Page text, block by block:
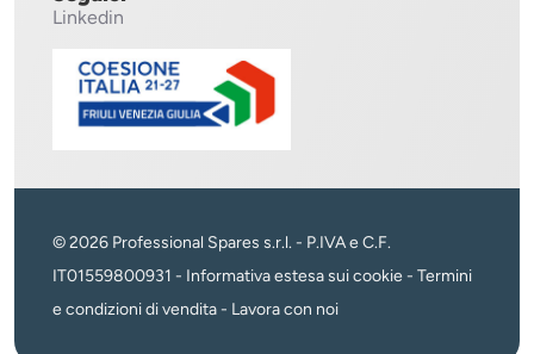
Linkedin
© 2026 Professional Spares s.r.l. - P.IVA e C.F.
IT01559800931 - Informativa estesa sui cookie - Termini
e condizioni di vendita- Lavora con noi